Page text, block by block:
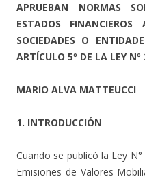
APRUEBAN NORMAS
ESTADOS
SOCIEDADES O
ARTÍCULO 5º DE LA LEY Nº
MARIO ALVA MATTEUCCI
1. INTRODUCCIÓN
Cuando se publicó la Ley
Emisiones de Valores